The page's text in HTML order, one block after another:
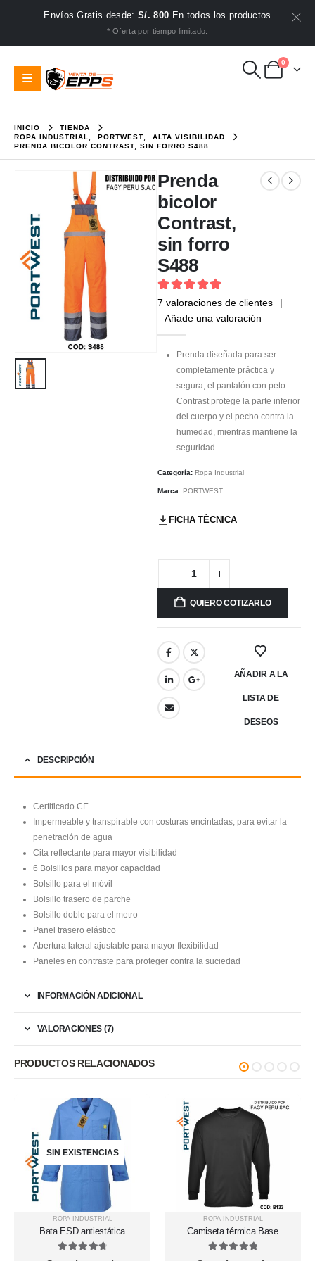
Envíos Gratis desde:S/. 800 En todos los productos
* Oferta por tiempo limitado.
0
INICIO
TIENDA
ROPA INDUSTRIAL
PORTWEST
ALTA VISIBILIDAD
PRENDA BICOLOR CONTRAST, SIN FORRO S488
Prenda
bicolor
Contrast,
sin forro
S488
5 out of 5
7 valoraciones de clientes
|
Añade una valoración
Prenda diseñada para ser
completamente práctica y
segura, el pantalón con peto
Contrast protege la parte inferior
del cuerpo y el pecho contra la
humedad, mientras mantiene la
seguridad.
Categoría: Ropa Industrial
Marca: PORTWEST
FICHA TÉCNICA
QUIERO COTIZARLO
AÑADIR A LA
LISTA DE
DESEOS
DESCRIPCIÓN
Certificado CE
Impermeable y transpirable con costuras encintadas, para evitar la
penetración de agua
Cita reflectante para mayor visibilidad
6 Bolsillos para mayor capacidad
Bolsillo para el móvil
Bolsillo trasero de parche
Bolsillo doble para el metro
Panel trasero elástico
Abertura lateral ajustable para mayor flexibilidad
Paneles en contraste para proteger contra la suciedad
INFORMACIÓN ADICIONAL
VALORACIONES (7)
PRODUCTOS RELACIONADOS
SIN EXISTENCIAS
ROPA INDUSTRIAL
Bata ESD antiestática
AS10
4.75 out of 5
ROPA INDUSTRIAL
Camiseta térmica Base
Layer B133
out of 5